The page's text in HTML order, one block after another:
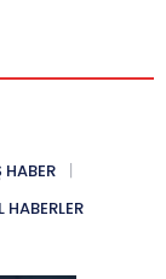
HABER